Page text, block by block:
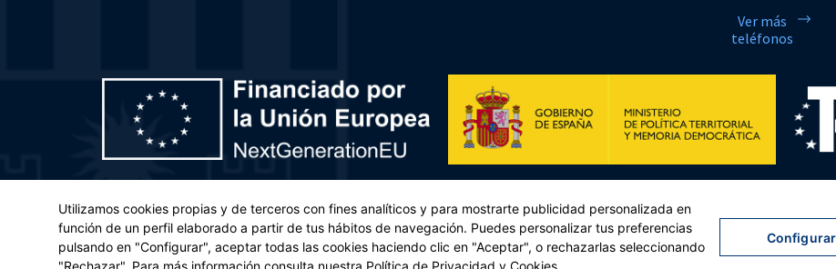
Ver más
teléfonos
(UE) 2021/241 del Parlamento Europeo y del Consejo, de 12 de febrero de 2021. Componente 11, Inversión 2 del PRTR
Aviso legal Política de privacidad | Política de cookies| Accesibilidad | Mapa web | Desarrollado porTres
Utilizamos cookies propias y de terceros con fines analíticos y para mostrarte publicidad personalizada en
función de un perfil elaborado a partir de tus hábitos de navegación. Puedes personalizar tus preferencias
pulsando en "Configurar", aceptar todas las cookies haciendo clic en "Aceptar", o rechazarlas seleccionando
"Rechazar". Para más información consulta nuestra Política de Privacidad y Cookies
Configurar